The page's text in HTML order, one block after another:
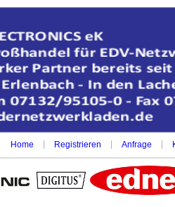
Home Registrieren Anfrage